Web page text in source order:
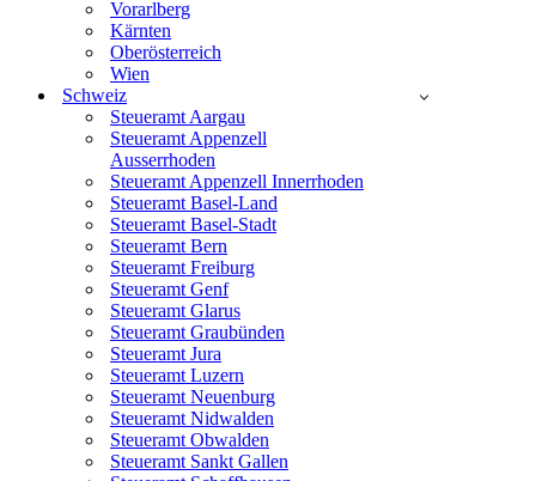
Vorarlberg
Kärnten
Oberösterreich
Wien
Schweiz
Steueramt Aargau
Steueramt Appenzell
Ausserrhoden
Steueramt Appenzell Innerrhoden
Steueramt Basel-Land
Steueramt Basel-Stadt
Steueramt Bern
Steueramt Freiburg
Steueramt Genf
Steueramt Glarus
Steueramt Graubünden
Steueramt Jura
Steueramt Luzern
Steueramt Neuenburg
Steueramt Nidwalden
Steueramt Obwalden
Steueramt Sankt Gallen